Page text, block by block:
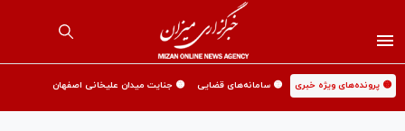
🟡 پرونده‌های ویژه خبری 🟡 سامانه‌های قضایی 🟡 جنایت میدان علیخانی اصفهان